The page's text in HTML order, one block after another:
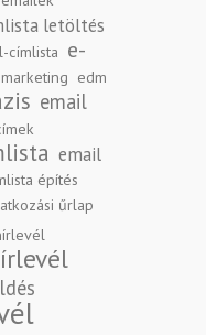
letöltés
címlista e-
edm
email
email
építés
űrlap